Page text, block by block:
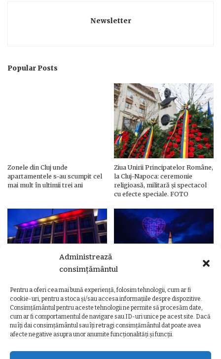
Administrează
consimțământul
Pentru a oferi cea mai bună experiență, folosim tehnologii, cum ar fi
cookie-uri, pentru a stoca și/sau accesa informațiile despre dispozitive.
Consimțământul pentru aceste tehnologii ne permite să procesăm date,
cum ar fi comportamentul de navigare sau ID-uri unice pe acest site. Dacă
nu îți dai consimțământul sau îți retragi consimțământul dat poate avea
afecte negative asupra unor anumite funcționalități și funcții.
Newsletter
Popular Posts
Zonele din Cluj unde
apartamentele s-au scumpit cel
mai mult în ultimii trei ani
Ziua Unirii Principatelor Române,
la Cluj-Napoca: ceremonie
religioasă, militară și spectacol
cu efecte speciale. FOTO
Ziua Unirii Principatelor Române
– Clădiri și poduri din Cluj,
iluminate în culorile drapelului
Ziua Unirii la Cluj-Napoca.
Programul complet al
evenimentelor